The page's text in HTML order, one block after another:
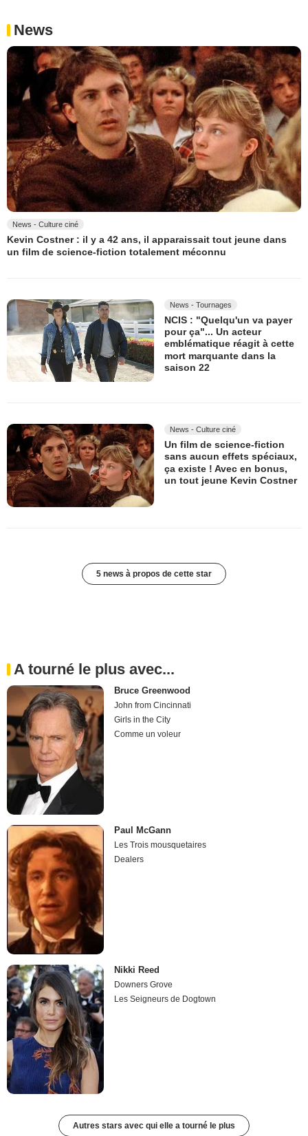
News
News - Culture ciné
Kevin Costner : il y a 42 ans, il apparaissait tout jeune dans
un film de science-fiction totalement méconnu
News - Tournages
NCIS : "Quelqu'un va payer
pour ça"... Un acteur
emblématique réagit à cette
mort marquante dans la
saison 22
News - Culture ciné
Un film de science-fiction
sans aucun effets spéciaux,
ça existe ! Avec en bonus,
un tout jeune Kevin Costner
5 news à propos de cette star
A tourné le plus avec...
Bruce Greenwood
John from Cincinnati
Girls in the City
Comme un voleur
Paul McGann
Les Trois mousquetaires
Dealers
Nikki Reed
Downers Grove
Les Seigneurs de Dogtown
Autres stars avec qui elle a tourné le plus